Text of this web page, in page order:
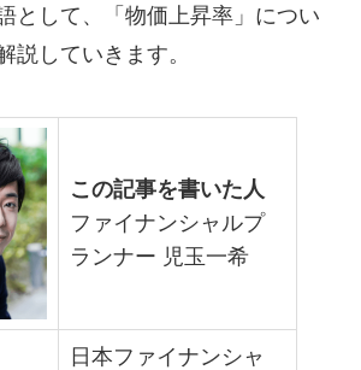
として、「物価上昇率」につい
説していきます。
この記事を書いた人
ファイナンシャルプ
ランナー 児玉一希
日本ファイナンシャ